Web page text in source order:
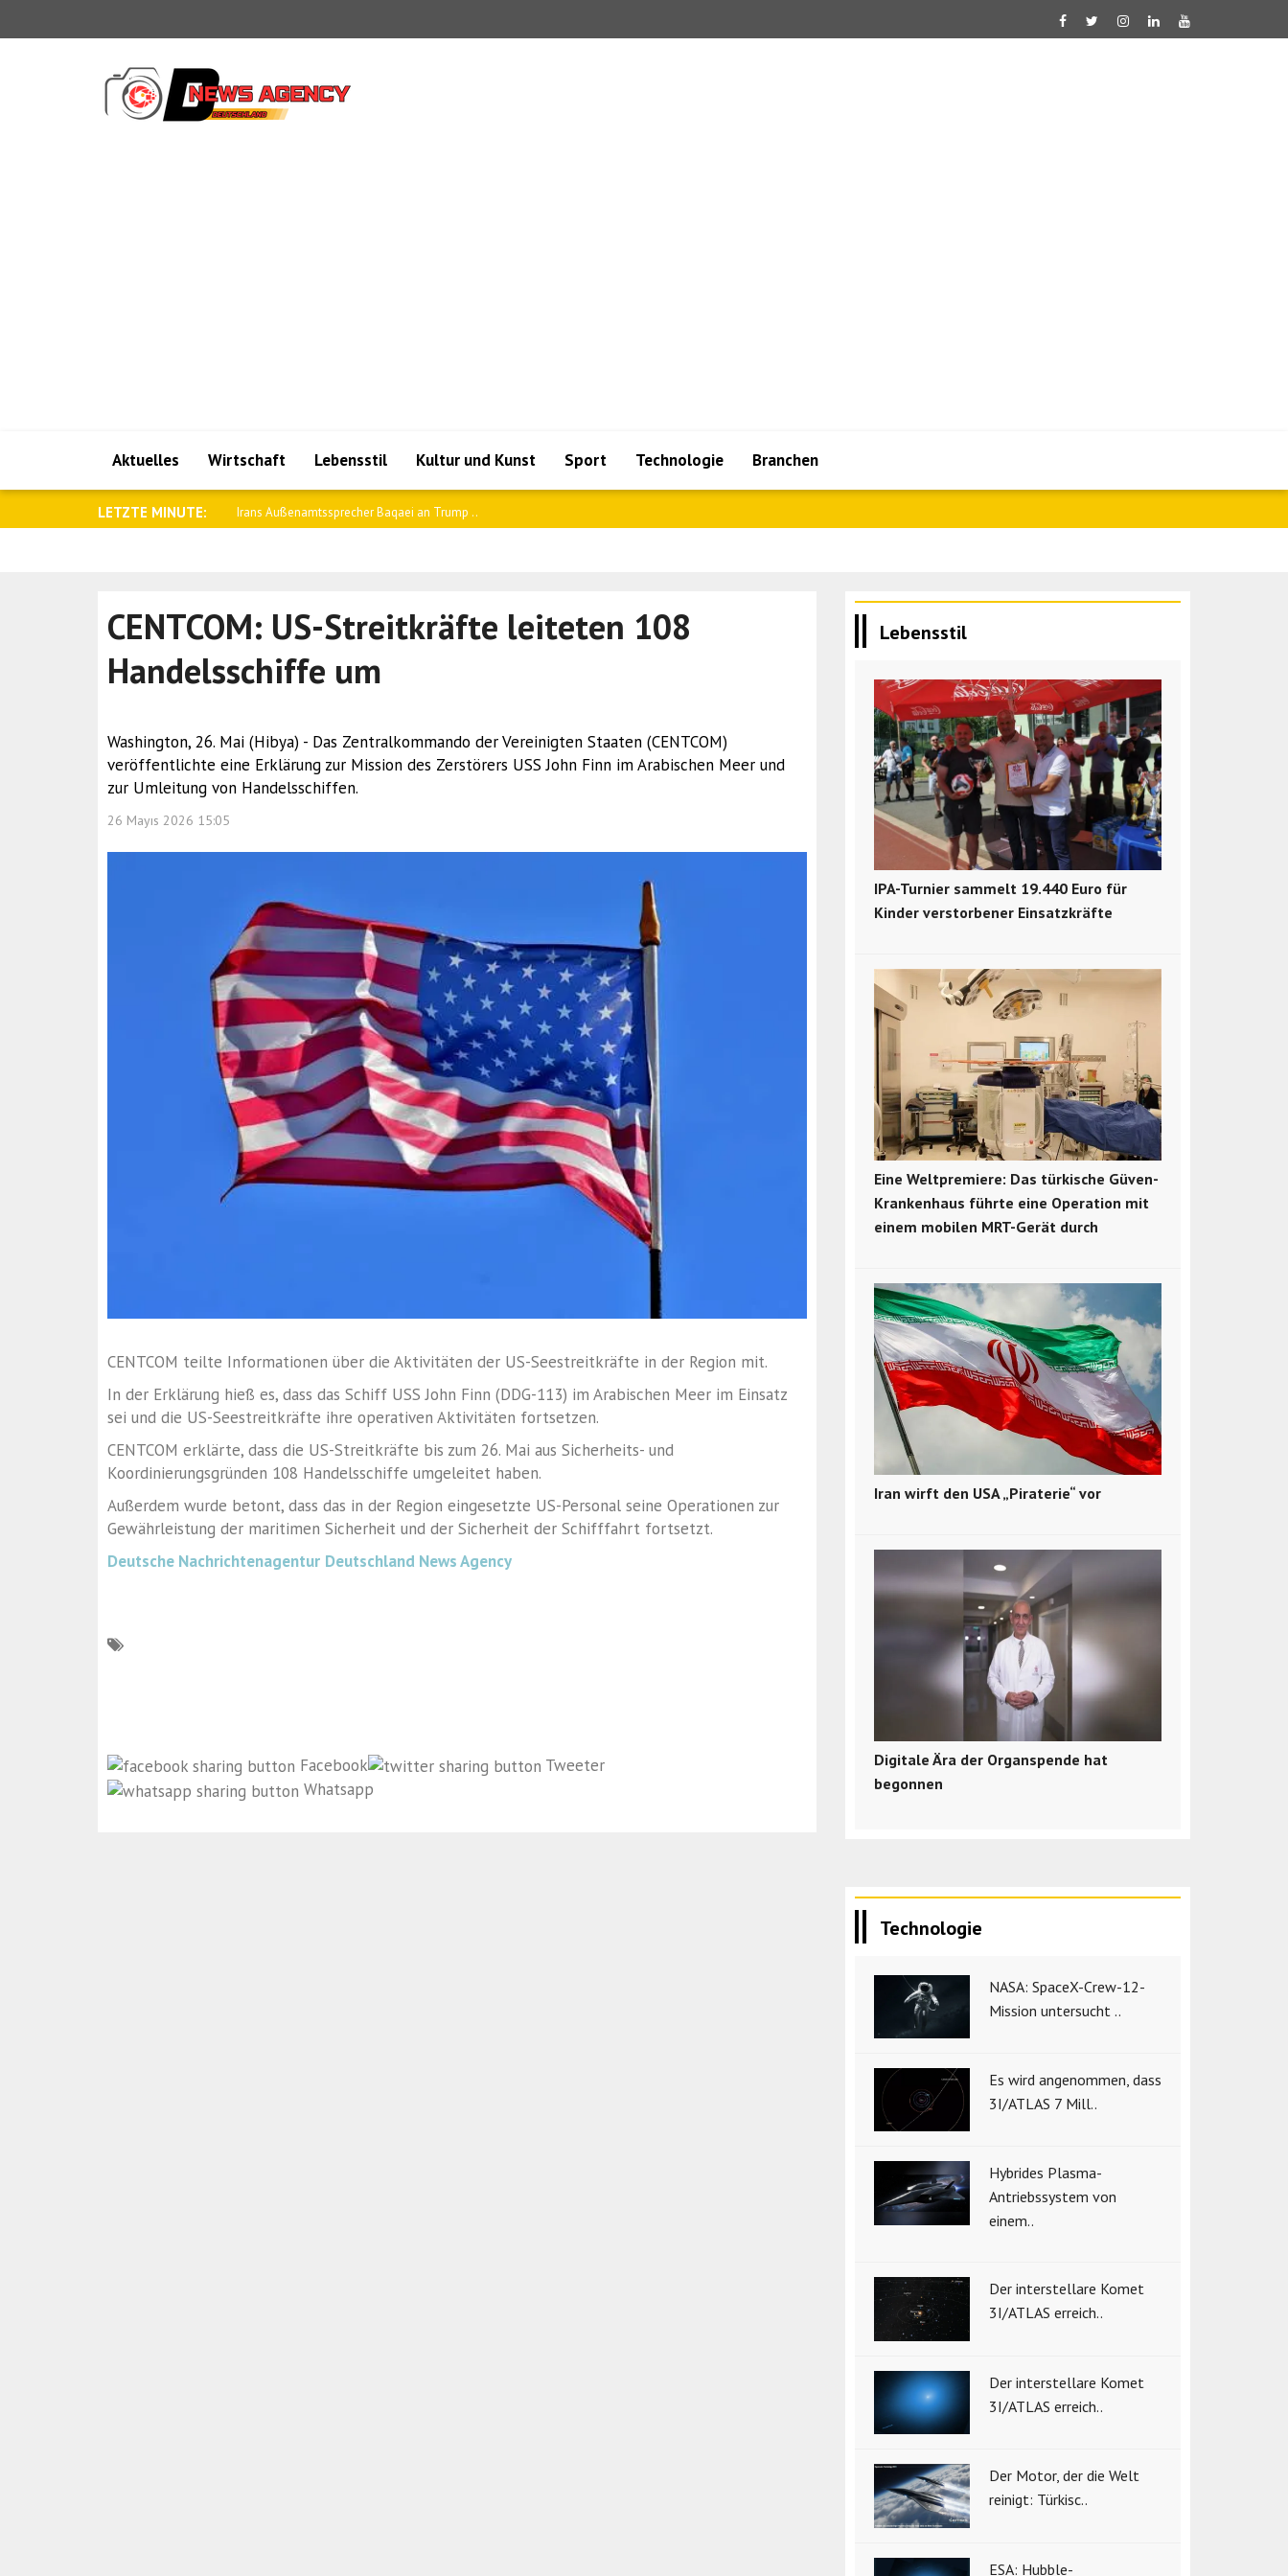
Aktuelles Wirtschaft Lebensstil Kultur und Kunst Sport Technologie Branchen
LETZTE MINUTE: Saar: Wir werden die Beziehungen zu Arge..
CENTCOM: US-Streitkräfte leiteten 108
Handelsschiffe um
Washington, 26. Mai (Hibya) - Das Zentralkommando der Vereinigten Staaten (CENTCOM)
veröffentlichte eine Erklärung zur Mission des Zerstörers USS John Finn im Arabischen Meer und
zur Umleitung von Handelsschiffen.
26 Mayıs 2026 15:05
CENTCOM teilte Informationen über die Aktivitäten der US-Seestreitkräfte in der Region mit.
In der Erklärung hieß es, dass das Schiff USS John Finn (DDG-113) im Arabischen Meer im Einsatz
sei und die US-Seestreitkräfte ihre operativen Aktivitäten fortsetzen.
CENTCOM erklärte, dass die US-Streitkräfte bis zum 26. Mai aus Sicherheits- und
Koordinierungsgründen 108 Handelsschiffe umgeleitet haben.
Außerdem wurde betont, dass das in der Region eingesetzte US-Personal seine Operationen zur
Gewährleistung der maritimen Sicherheit und der Sicherheit der Schifffahrt fortsetzt.
Deutsche Nachrichtenagentur Deutschland News Agency
Facebook
Tweeter
Whatsapp
Lebensstil
IPA-Turnier sammelt 19.440 Euro für
Kinder verstorbener Einsatzkräfte
Eine Weltpremiere: Das türkische Güven-
Krankenhaus führte eine Operation mit
einem mobilen MRT-Gerät durch
Iran wirft den USA „Piraterie“ vor
Digitale Ära der Organspende hat
begonnen
Technologie
NASA: SpaceX-Crew-12-
Mission untersucht ..
Es wird angenommen, dass
3I/ATLAS 7 Mill..
Hybrides Plasma-
Antriebssystem von
einem..
Der interstellare Komet
3I/ATLAS erreich..
Der interstellare Komet
3I/ATLAS erreich..
Der Motor, der die Welt
reinigt: Türkisc..
ESA: Hubble-